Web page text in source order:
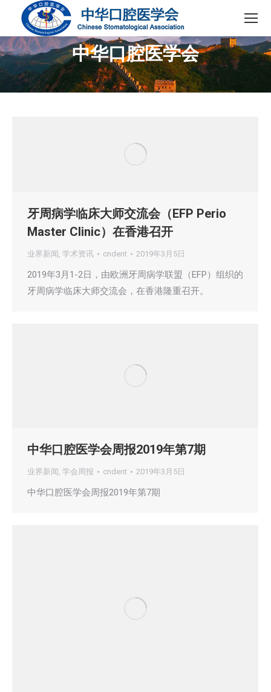
中华口腔医学会
您在这里：
牙周病学临床大师交流会（EFP Perio
Master Clinic）在香港召开
业界新闻 , 学术资讯 cndent 2019年3月5日
2019年3月1-2日，由欧洲牙周病学联盟（EFP）组织的
牙周病学临床大师交流会，在香港隆重召开。
中华口腔医学会周报2019年第7期
业界新闻 , 学会周报 cndent 2019年3月5日
中华口腔医学会周报2019年第7期